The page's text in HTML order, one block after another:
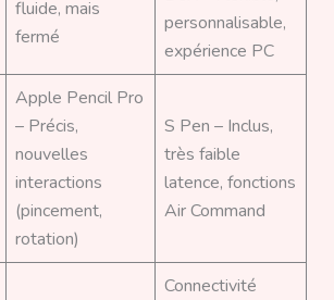
fluide, mais
fermé
personnalisable,
expérience PC
Apple Pencil Pro
– Précis,
nouvelles
interactions
(pincement,
rotation)
S Pen – Inclus,
très faible
latence, fonctions
Air Command
Connectivité